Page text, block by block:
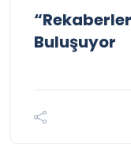
Buluşuyor